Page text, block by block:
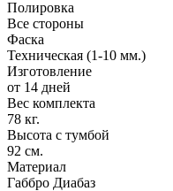
Полировка
Все стороны
Фаска
Техническая (1-10 мм.)
Изготовление
от 14 дней
Вес комплекта
78 кг.
Высота с тумбой
92 см.
Материал
Габбро Диабаз